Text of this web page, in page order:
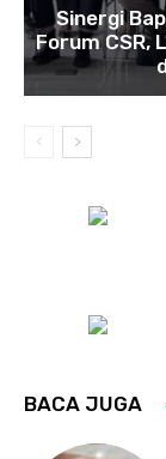
Sinergi
Forum CSR,
BACA JUGA